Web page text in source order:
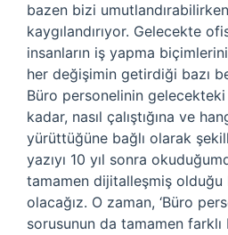
bazen bizi
kaygılandırıyor. Gelecekte
insanların iş yapma
her değişimin getirdiği bazı
Büro personelinin gelecekteki
kadar, nasıl çalıştığına ve
yürüttüğüne bağlı olarak
yazıyı 10 yıl sonra
tamamen dijitalleşmiş olduğu
olacağız. O zaman, ‘Büro
sorusunun da tamamen farklı